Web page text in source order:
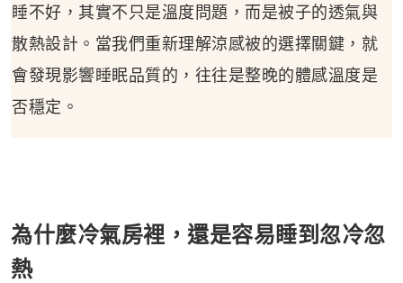
睡不好，其實不只是溫度問題，而是被子的透氣與
散熱設計。當我們重新理解涼感被的選擇關鍵，就
會發現影響睡眠品質的，往往是整晚的體感溫度是
否穩定。
為什麼冷氣房裡，還是容易睡到忽冷忽
熱